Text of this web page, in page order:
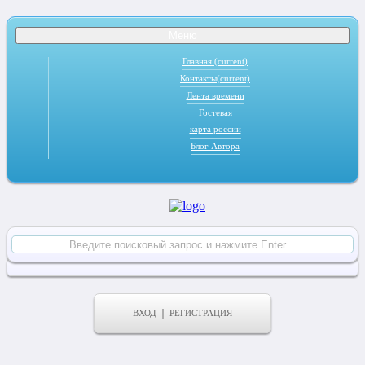
Главная (current)
Контакты(current)
Лента времени
Гостевая
карта россии
Блог Автора
ВХОД РЕГИСТРАЦИЯ